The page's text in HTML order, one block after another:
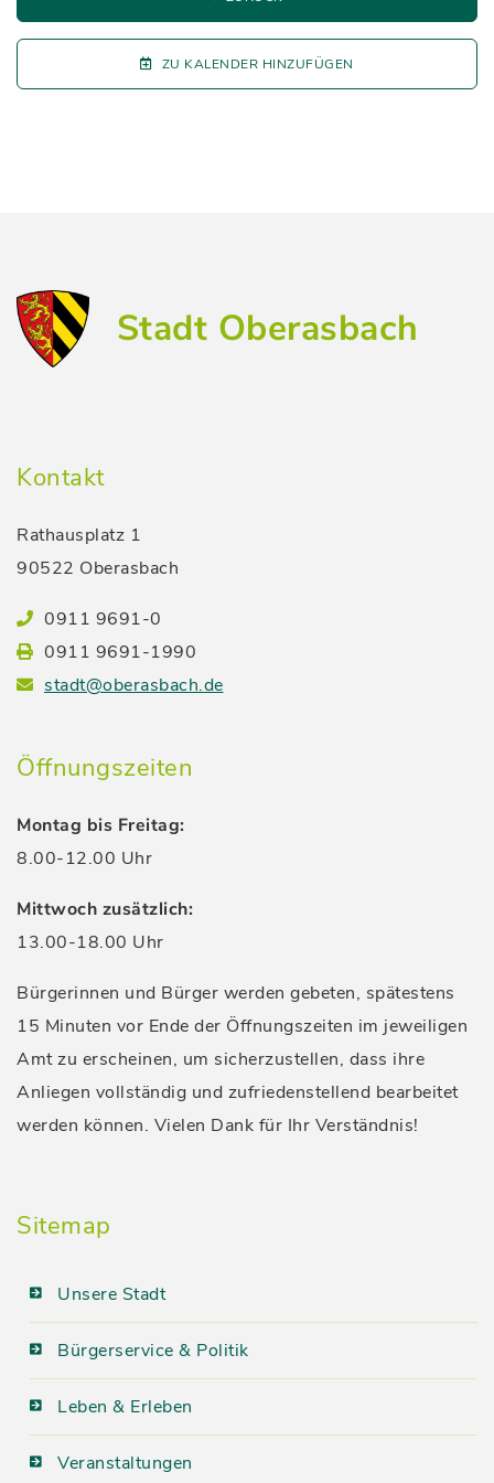
ZU KALENDER HINZUFÜGEN
Stadt Oberasbach
Kontakt
Rathausplatz 1
90522 Oberasbach
0911 9691-0
0911 9691-1990
stadt@oberasbach.de
Öffnungszeiten
Montag bis Freitag:
8.00-12.00 Uhr
Mittwoch zusätzlich:
13.00-18.00 Uhr
Bürgerinnen und Bürger werden gebeten, spätestens
15 Minuten vor Ende der Öffnungszeiten im jeweiligen
Amt zu erscheinen, um sicherzustellen, dass ihre
Anliegen vollständig und zufriedenstellend bearbeitet
werden können. Vielen Dank für Ihr Verständnis!
Sitemap
Unsere Stadt
Bürgerservice & Politik
Leben & Erleben
Veranstaltungen